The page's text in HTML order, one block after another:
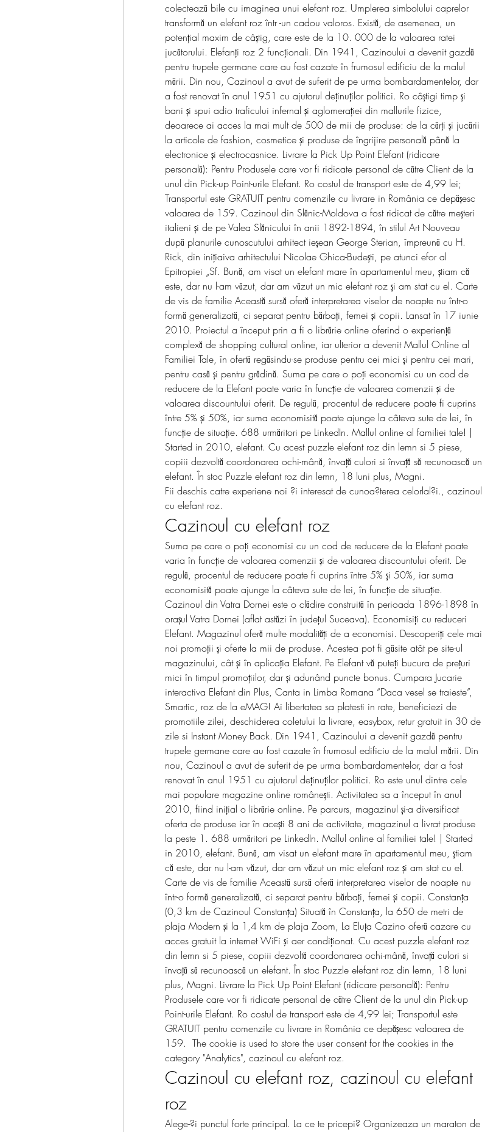
colectează bile cu imaginea unui elefant roz. Umplerea simbolului caprelor
transformă un elefant roz într -un cadou valoros. Există, de asemenea, un
potențial maxim de câștig, care este de la 10. 000 de la valoarea ratei
jucătorului. Elefanți roz 2 funcționali. Din 1941, Cazinoului a devenit gazdă
pentru trupele germane care au fost cazate în frumosul edificiu de la malul
mării. Din nou, Cazinoul a avut de suferit de pe urma bombardamentelor, dar
a fost renovat în anul 1951 cu ajutorul deţinuţilor politici. Ro câștigi timp și
bani și spui adio traficului infernal și aglomerației din mallurile fizice,
deoarece ai acces la mai mult de 500 de mii de produse: de la cărți și jucării
la articole de fashion, cosmetice și produse de îngrijire personală până la
electronice și electrocasnice. Livrare la Pick Up Point Elefant (ridicare
personală): Pentru Produsele care vor fi ridicate personal de către Client de la
unul din Pick-up Point-urile Elefant. Ro costul de transport este de 4,99 lei;
Transportul este GRATUIT pentru comenzile cu livrare in România ce depășesc
valoarea de 159. Cazinoul din Slănic-Moldova a fost ridicat de către meșteri
italieni și de pe Valea Slănicului în anii 1892-1894, în stilul Art Nouveau
după planurile cunoscutului arhitect ieșean George Sterian, împreună cu H.
Rick, din inițiaiva arhitectului Nicolae Ghica-Budești, pe atunci efor al
Epitropiei „Sf. Bună, am visat un elefant mare în apartamentul meu, știam că
este, dar nu l-am văzut, dar am văzut un mic elefant roz și am stat cu el. Carte
de vis de familie Această sursă oferă interpretarea viselor de noapte nu într-o
formă generalizată, ci separat pentru bărbați, femei și copii. Lansat în 17 iunie
2010. Proiectul a început prin a fi o librărie online oferind o experiență
complexă de shopping cultural online, iar ulterior a devenit Mallul Online al
Familiei Tale, în ofertă regăsindu-se produse pentru cei mici și pentru cei mari,
pentru casă și pentru grădină. Suma pe care o poți economisi cu un cod de
reducere de la Elefant poate varia în funcție de valoarea comenzii și de
valoarea discountului oferit. De regulă, procentul de reducere poate fi cuprins
între 5% și 50%, iar suma economisită poate ajunge la câteva sute de lei, în
funcție de situație. 688 urmăritori pe LinkedIn. Mallul online al familiei tale! |
Started in 2010, elefant. Cu acest puzzle elefant roz din lemn si 5 piese,
copiii dezvoltă coordonarea ochi-mână, învață culori si învață să recunoască un
elefant. În stoc Puzzle elefant roz din lemn, 18 luni plus, Magni.
Fii deschis catre experiene noi ?i interesat de cunoa?terea celorlal?i., cazinoul
cu elefant roz.
Cazinoul cu elefant roz
Suma pe care o poți economisi cu un cod de reducere de la Elefant poate
varia în funcție de valoarea comenzii și de valoarea discountului oferit. De
regulă, procentul de reducere poate fi cuprins între 5% și 50%, iar suma
economisită poate ajunge la câteva sute de lei, în funcție de situație.
Cazinoul din Vatra Dornei este o clădire construită în perioada 1896-1898 în
orașul Vatra Dornei (aflat astăzi în județul Suceava). Economisiți cu reduceri
Elefant. Magazinul oferă multe modalități de a economisi. Descoperiți cele mai
noi promoții și oferte la mii de produse. Acestea pot fi găsite atât pe site-ul
magazinului, cât și în aplicația Elefant. Pe Elefant vă puteți bucura de prețuri
mici în timpul promoțiilor, dar și adunând puncte bonus. Cumpara Jucarie
interactiva Elefant din Plus, Canta in Limba Romana “Daca vesel se traieste”,
Smartic, roz de la eMAG! Ai libertatea sa platesti in rate, beneficiezi de
promotiile zilei, deschiderea coletului la livrare, easybox, retur gratuit in 30 de
zile si Instant Money Back. Din 1941, Cazinoului a devenit gazdă pentru
trupele germane care au fost cazate în frumosul edificiu de la malul mării. Din
nou, Cazinoul a avut de suferit de pe urma bombardamentelor, dar a fost
renovat în anul 1951 cu ajutorul deţinuţilor politici. Ro este unul dintre cele
mai populare magazine online românești. Activitatea sa a început în anul
2010, fiind inițial o librărie online. Pe parcurs, magazinul și-a diversificat
oferta de produse iar în acești 8 ani de activitate, magazinul a livrat produse
la peste 1. 688 urmăritori pe LinkedIn. Mallul online al familiei tale! | Started
in 2010, elefant. Bună, am visat un elefant mare în apartamentul meu, știam
că este, dar nu l-am văzut, dar am văzut un mic elefant roz și am stat cu el.
Carte de vis de familie Această sursă oferă interpretarea viselor de noapte nu
într-o formă generalizată, ci separat pentru bărbați, femei și copii. Constanţa
(0,3 km de Cazinoul Constanţa) Situată în Constanța, la 650 de metri de
plaja Modern şi la 1,4 km de plaja Zoom, La Eluţa Cazino oferă cazare cu
acces gratuit la internet WiFi şi aer condiţionat. Cu acest puzzle elefant roz
din lemn si 5 piese, copiii dezvoltă coordonarea ochi-mână, învață culori si
învață să recunoască un elefant. În stoc Puzzle elefant roz din lemn, 18 luni
plus, Magni. Livrare la Pick Up Point Elefant (ridicare personală): Pentru
Produsele care vor fi ridicate personal de către Client de la unul din Pick-up
Point-urile Elefant. Ro costul de transport este de 4,99 lei; Transportul este
GRATUIT pentru comenzile cu livrare in România ce depășesc valoarea de
159.  The cookie is used to store the user consent for the cookies in the
category "Analytics", cazinoul cu elefant roz.
Cazinoul cu elefant roz, cazinoul cu elefant
roz
Alege-?i punctul forte principal. La ce te pricepi? Organizeaza un maraton de